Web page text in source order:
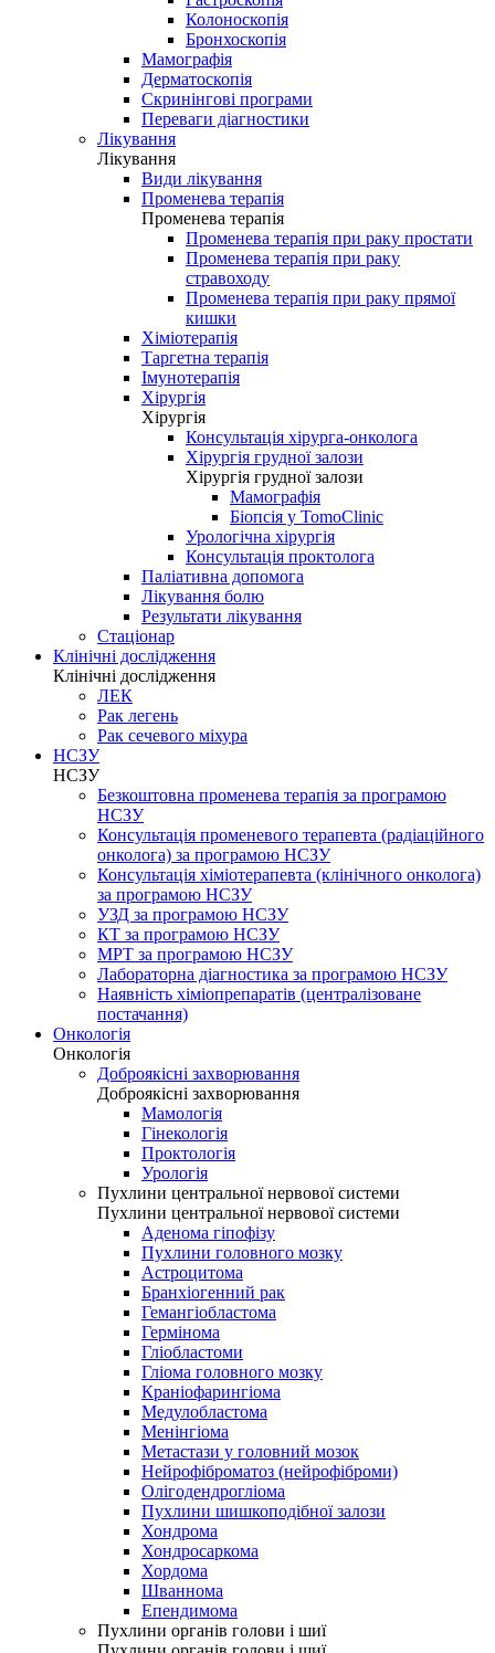
Колоноскопія
Бронхоскопія
Мамографія
Дерматоскопія
Скринінгові програми
Переваги діагностики
Лікування
Лікування
Види лікування
Променева терапія
Променева терапія
Променева терапія при раку простати
Променева терапія при раку
стравоходу
Променева терапія при раку прямої
кишки
Хіміотерапія
Таргетна терапія
Імунотерапія
Хірургія
Хірургія
Консультація хірурга-онколога
Хірургія грудної залози
Хірургія грудної залози
Мамографія
Біопсія у TomoClinic
Урологічна хірургія
Консультація проктолога
Паліативна допомога
Лікування болю
Результати лікування
Стаціонар
Клінічні дослідження
Клінічні дослідження
ЛЕК
Рак легень
Рак сечевого міхура
НСЗУ
НСЗУ
Безкоштовна променева терапія за програмою
НСЗУ
Консультація променевого терапевта (радіаційного
онколога) за програмою НСЗУ
Консультація хіміотерапевта (клінічного онколога)
за програмою НСЗУ
УЗД за програмою НСЗУ
КТ за програмою НСЗУ
МРТ за програмою НСЗУ
Лабораторна діагностика за програмою НСЗУ
Наявність хіміопрепаратів (централізоване
постачання)
Онкологія
Онкологія
Доброякісні захворювання
Доброякісні захворювання
Мамологія
Гінекологія
Проктологія
Урологія
Пухлини центральної нервової системи
Пухлини центральної нервової системи
Аденома гіпофізу
Пухлини головного мозку
Астроцитома
Бранхіогенний рак
Гемангіобластома
Гермінома
Гліобластоми
Гліома головного мозку
Краніофарингіома
Медулобластома
Менінгіома
Метастази у головний мозок
Нейрофіброматоз (нейрофіброми)
Олігодендрогліома
Пухлини шишкоподібної залози
Хондрома
Хондросаркома
Хордома
Шваннома
Епендимома
Пухлини органів голови і шиї